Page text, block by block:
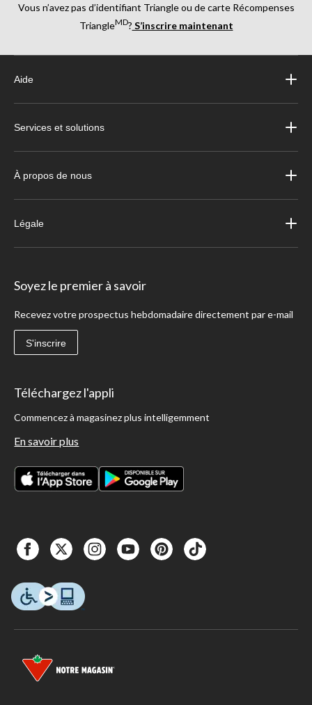
Vous n’avez pas d’identifiant Triangle ou de carte Récompenses
TriangleMD? S’inscrire maintenant
Aide
Services et solutions
À propos de nous
Légale
Soyez le premier à savoir
Recevez votre prospectus hebdomadaire directement par e-mail
S'inscrire
Téléchargez l'appli
Commencez à magasinez plus intelligemment
En savoir plus